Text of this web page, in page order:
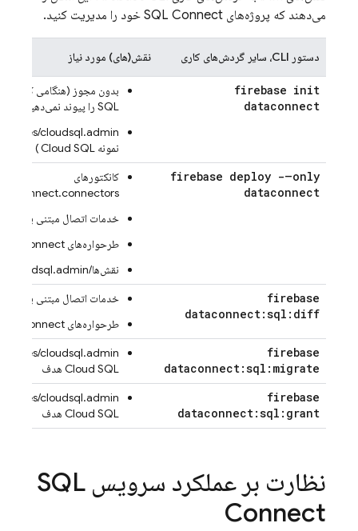
می‌دهند که پروژه‌های SQL Connect خود را مدیریت کنید.
دستور CLI، سایر گردش‌های کاری نقش(های) مورد نیاز
firebase init
dataconnect
بدون مجوز (هنگامی که یک
SQL را پیوند نمی‌دهید)
نمونه Cloud SQL
)
firebase deploy -–only
dataconnect
کانکتورهای
خدمات اتصال مبتنی بر
طرحواره‌های firebasedataconnect.*
نقش‌ها/cloudsql.admin
firebase
dataconnect:sql:diff
خدمات اتصال مبتنی بر
طرحواره‌های firebasedataconnect.*
firebase
dataconnect:sql:migrate
roles/cloudsql.admin روی نمونه‌ی
Cloud SQL هدف
firebase
dataconnect:sql:grant
roles/cloudsql.admin روی نمونه‌ی
Cloud SQL هدف
نظارت بر عملکرد سرویس SQL
Connect